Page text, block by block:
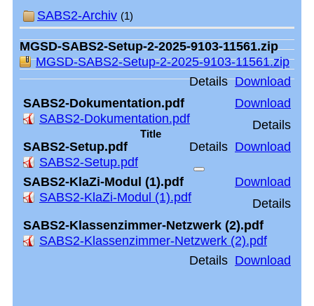
SABS2-Archiv (1)
MGSD-SABS2-Setup-2-2025-9103-11561.zip
MGSD-SABS2-Setup-2-2025-9103-11561.zip
Download
Details
SABS2-Dokumentation.pdf
SABS2-Dokumentation.pdf
Download
Details
SABS2-Setup.pdf
SABS2-Setup.pdf
Download
Details
SABS2-KlaZi-Modul (1).pdf
SABS2-KlaZi-Modul (1).pdf
Download
Details
SABS2-Klassenzimmer-Netzwerk (2).pdf
SABS2-Klassenzimmer-Netzwerk (2).pdf
Download
Details
Title